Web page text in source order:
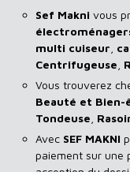
Sef Makni vous
multi cuiseur
Centrifugeuse
Vous trouverez
Beauté et Bien-
Tondeuse
Avec SEF MAKNI
paiement sur une